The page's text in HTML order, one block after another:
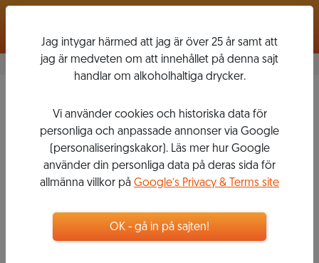
Carmenère 2019
VIÑA MAIPO
kr
Flaska, 750 ml
Jag intygar härmed att jag är över 25 år samt att
jag är medveten om att innehållet på denna sajt
handlar om alkoholhaltiga drycker.
Vi använder cookies och historiska data för
personliga och anpassade annonser via Google
(personaliseringskakor). Läs mer hur Google
använder din personliga data på deras sida för
allmänna villkor på Google’s Privacy & Terms site
OK - gå in på sajten!